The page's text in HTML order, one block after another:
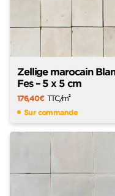
Zellige marocain
Fes – 5 x 5 cm
176,40€ TTC/m2
Sur commande